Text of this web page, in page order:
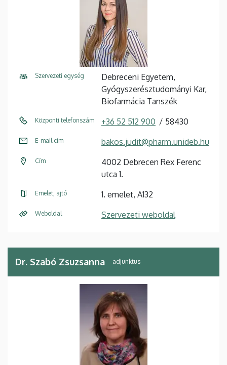
Szervezeti egység
Debreceni Egyetem,
Gyógyszerésztudományi Kar,
Biofarmácia Tanszék
Központi telefonszám +36 52 512 900 58430
E-mail cím bakos.judit@pharm.unideb.hu
Cím
4002 Debrecen Rex Ferenc
utca 1.
Emelet, ajtó 1. emelet, A132
Weboldal Szervezeti weboldal
Dr. Szabó Zsuzsanna adjunktus